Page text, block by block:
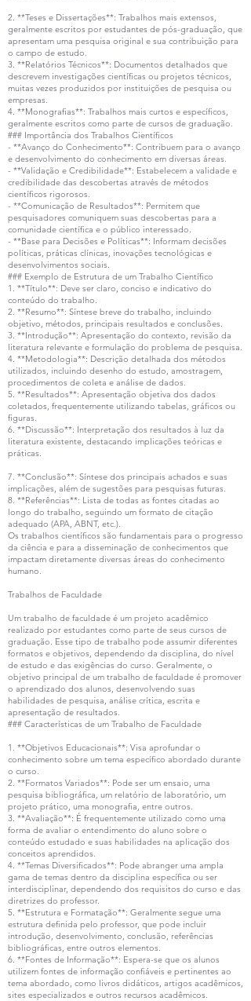
2. **Teses e Dissertações**: Trabalhos mais extensos,
geralmente escritos por estudantes de pós-graduação, que
apresentam uma pesquisa original e sua contribuição para
o campo de estudo.
3. **Relatórios Técnicos**: Documentos detalhados que
descrevem investigações científicas ou projetos técnicos,
muitas vezes produzidos por instituições de pesquisa ou
empresas.
4. **Monografias**: Trabalhos mais curtos e específicos,
geralmente escritos como parte de cursos de graduação.
### Importância dos Trabalhos Científicos
- **Avanço do Conhecimento**: Contribuem para o avanço
e desenvolvimento do conhecimento em diversas áreas.
- **Validação e Credibilidade**: Estabelecem a validade e
credibilidade das descobertas através de métodos
científicos rigorosos.
- **Comunicação de Resultados**: Permitem que
pesquisadores comuniquem suas descobertas para a
comunidade científica e o público interessado.
- **Base para Decisões e Políticas**: Informam decisões
políticas, práticas clínicas, inovações tecnológicas e
desenvolvimentos sociais.
### Exemplo de Estrutura de um Trabalho Científico
1. **Título**: Deve ser claro, conciso e indicativo do
conteúdo do trabalho.
2. **Resumo**: Síntese breve do trabalho, incluindo
objetivo, métodos, principais resultados e conclusões.
3. **Introdução**: Apresentação do contexto, revisão da
literatura relevante e formulação do problema de pesquisa.
4. **Metodologia**: Descrição detalhada dos métodos
utilizados, incluindo desenho do estudo, amostragem,
procedimentos de coleta e análise de dados.
5. **Resultados**: Apresentação objetiva dos dados
coletados, frequentemente utilizando tabelas, gráficos ou
figuras.
6. **Discussão**: Interpretação dos resultados à luz da
literatura existente, destacando implicações teóricas e
práticas.
7. **Conclusão**: Síntese dos principais achados e suas
implicações, além de sugestões para pesquisas futuras.
8. **Referências**: Lista de todas as fontes citadas ao
longo do trabalho, seguindo um formato de citação
adequado (APA, ABNT, etc.).
Os trabalhos científicos são fundamentais para o progresso
da ciência e para a disseminação de conhecimentos que
impactam diretamente diversas áreas do conhecimento
humano.
Trabalhos de Faculdade
Um trabalho de faculdade é um projeto acadêmico
realizado por estudantes como parte de seus cursos de
graduação. Esse tipo de trabalho pode assumir diferentes
formatos e objetivos, dependendo da disciplina, do nível
de estudo e das exigências do curso. Geralmente, o
objetivo principal de um trabalho de faculdade é promover
o aprendizado dos alunos, desenvolvendo suas
habilidades de pesquisa, análise crítica, escrita e
apresentação de resultados.
### Características de um Trabalho de Faculdade
1. **Objetivos Educacionais**: Visa aprofundar o
conhecimento sobre um tema específico abordado durante
o curso.
2. **Formatos Variados**: Pode ser um ensaio, uma
pesquisa bibliográfica, um relatório de laboratório, um
projeto prático, uma monografia, entre outros.
3. **Avaliação**: É frequentemente utilizado como uma
forma de avaliar o entendimento do aluno sobre o
conteúdo estudado e suas habilidades na aplicação dos
conceitos aprendidos.
4. **Temas Diversificados**: Pode abranger uma ampla
gama de temas dentro da disciplina específica ou ser
interdisciplinar, dependendo dos requisitos do curso e das
diretrizes do professor.
5. **Estrutura e Formatação**: Geralmente segue uma
estrutura definida pelo professor, que pode incluir
introdução, desenvolvimento, conclusão, referências
bibliográficas, entre outros elementos.
6. **Fontes de Informação**: Espera-se que os alunos
utilizem fontes de informação confiáveis e pertinentes ao
tema abordado, como livros didáticos, artigos acadêmicos,
sites especializados e outros recursos acadêmicos.